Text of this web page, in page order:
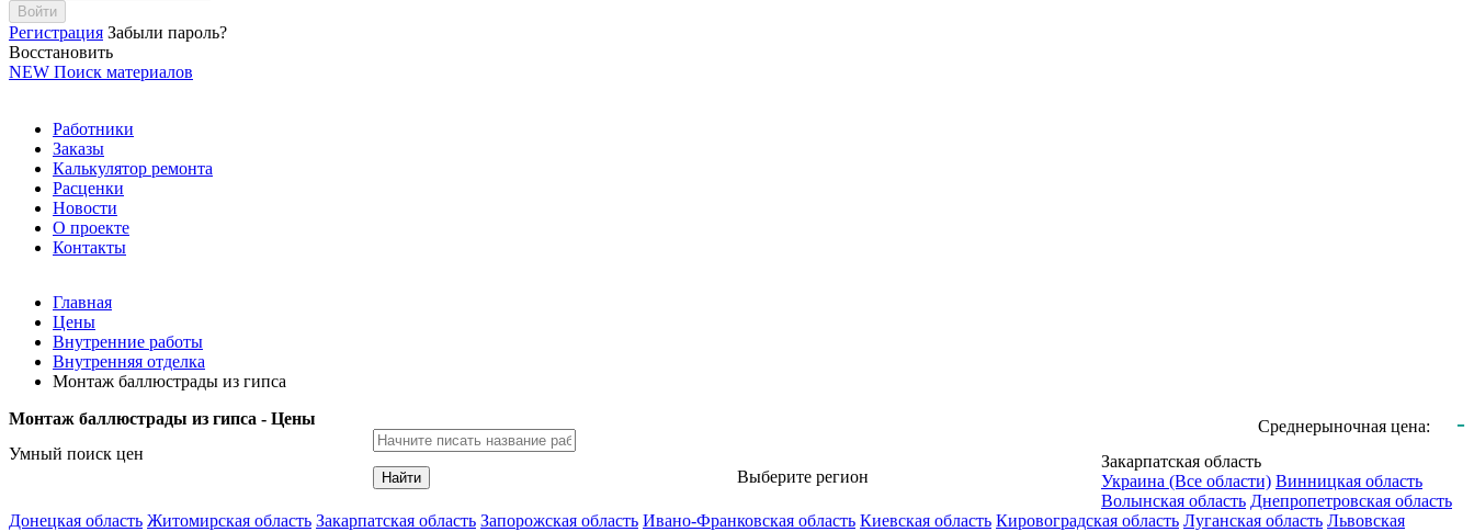
Войти
Регистрация Забыли пароль?
Восстановить
NEW Поиск материалов
Работники
Заказы
Калькулятор ремонта
Расценки
Новости
О проекте
Контакты
Главная
Цены
Внутренние работы
Внутренняя отделка
Монтаж баллюстрады из гипса
Монтаж баллюстрады из гипса - Цены
Среднерыночная цена: -
Умный поиск цен
Найти Выберите регион
Закарпатская область
Украина (Все области) Винницкая область
Волынская область Днепропетровская область
Донецкая область Житомирская область Закарпатская область Запорожская область Ивано-Франковская область Киевская область Кировоградская область Луганская область Львовская